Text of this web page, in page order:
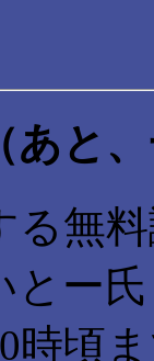
あと
無料
とー
時頃